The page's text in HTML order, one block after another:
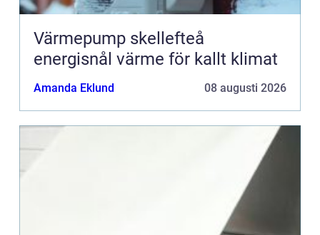
Värmepump skellefteå
energisnål värme för kallt klimat
Amanda Eklund 08 augusti 2026